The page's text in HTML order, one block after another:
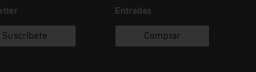
Suscríbete
Entradas
Comprar